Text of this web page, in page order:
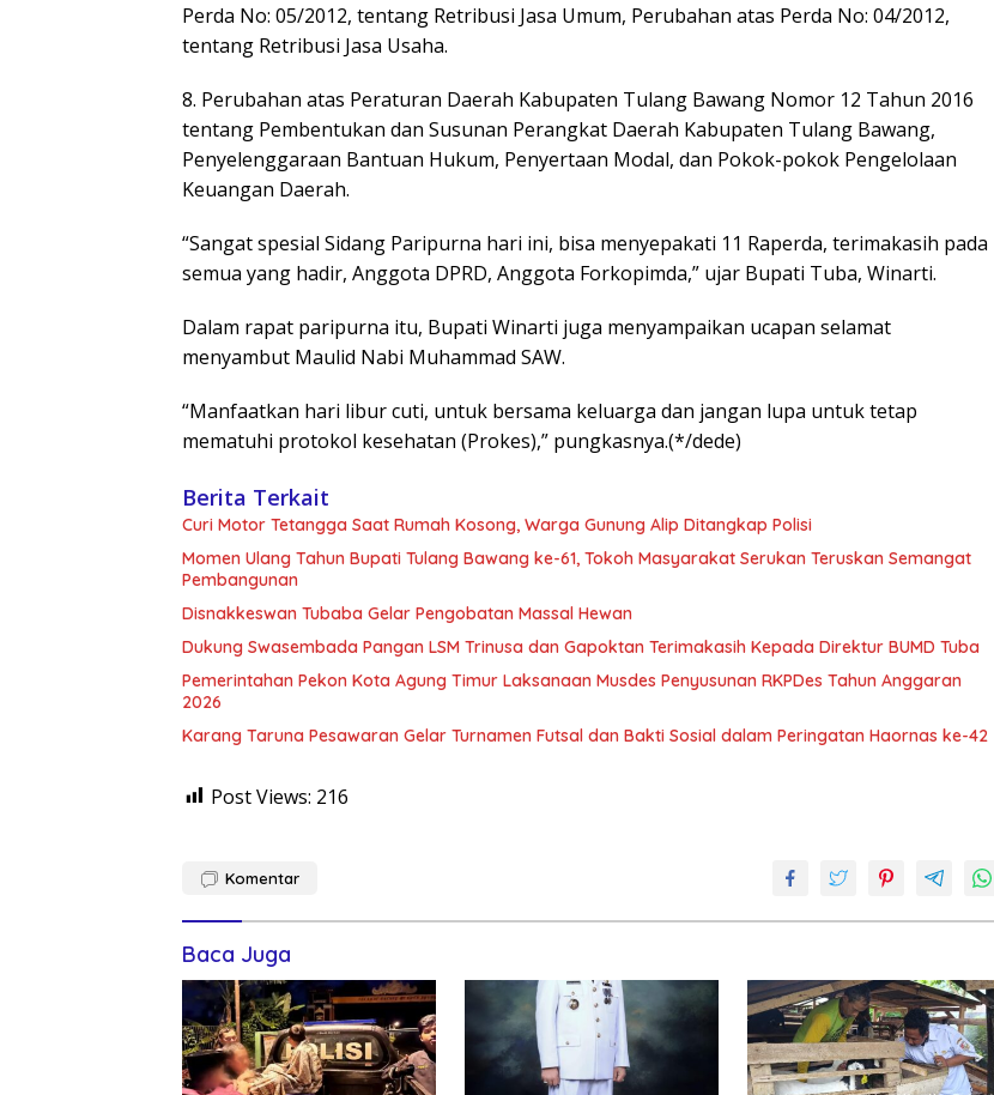
Perda No: 05/2012, tentang Retribusi Jasa Umum, Perubahan atas Perda No: 04/2012,
tentang Retribusi Jasa Usaha.
8. Perubahan atas Peraturan Daerah Kabupaten Tulang Bawang Nomor 12 Tahun 2016
tentang Pembentukan dan Susunan Perangkat Daerah Kabupaten Tulang Bawang,
Penyelenggaraan Bantuan Hukum, Penyertaan Modal, dan Pokok-pokok Pengelolaan
Keuangan Daerah.
“Sangat spesial Sidang Paripurna hari ini, bisa menyepakati 11 Raperda, terimakasih pada
semua yang hadir, Anggota DPRD, Anggota Forkopimda,” ujar Bupati Tuba, Winarti.
Dalam rapat paripurna itu, Bupati Winarti juga menyampaikan ucapan selamat
menyambut Maulid Nabi Muhammad SAW.
“Manfaatkan hari libur cuti, untuk bersama keluarga dan jangan lupa untuk tetap
mematuhi protokol kesehatan (Prokes),” pungkasnya.(*/dede)
Berita Terkait
Curi Motor Tetangga Saat Rumah Kosong, Warga Gunung Alip Ditangkap Polisi
Momen Ulang Tahun Bupati Tulang Bawang ke-61, Tokoh Masyarakat Serukan Teruskan Semangat
Pembangunan
Disnakkeswan Tubaba Gelar Pengobatan Massal Hewan
Dukung Swasembada Pangan LSM Trinusa dan Gapoktan Terimakasih Kepada Direktur BUMD Tuba
Pemerintahan Pekon Kota Agung Timur Laksanaan Musdes Penyusunan RKPDes Tahun Anggaran
2026
Karang Taruna Pesawaran Gelar Turnamen Futsal dan Bakti Sosial dalam Peringatan Haornas ke-42
Post Views: 216
Komentar
Baca Juga